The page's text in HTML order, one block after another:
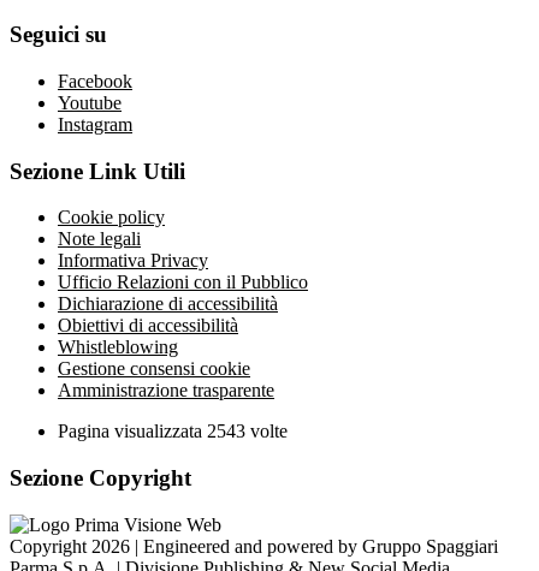
Seguici su
Facebook
Youtube
Instagram
Sezione Link Utili
Cookie policy
Note legali
Informativa Privacy
Ufficio Relazioni con il Pubblico
Dichiarazione di accessibilità
Obiettivi di accessibilità
Whistleblowing
Gestione consensi cookie
Amministrazione trasparente
Pagina visualizzata 2543 volte
Sezione Copyright
Copyright 2026 | Engineered and powered by Gruppo Spaggiari